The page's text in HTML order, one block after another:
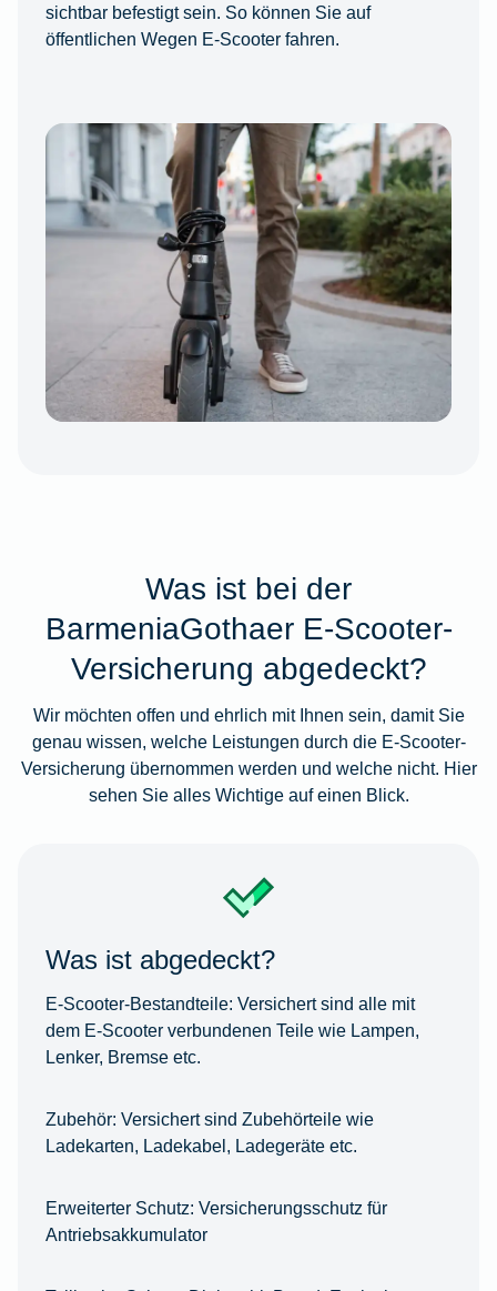
sichtbar befestigt sein. So können Sie auf
öffentlichen Wegen E-Scooter fahren.
Was ist bei der
BarmeniaGothaer E-Scooter-
Versicherung abgedeckt?
Wir möchten offen und ehrlich mit Ihnen sein, damit Sie
genau wissen, welche Leistungen durch die E-Scooter-
Versicherung übernommen werden und welche nicht. Hier
sehen Sie alles Wichtige auf einen Blick.
Was ist abgedeckt?
E-Scooter-Bestandteile: Versichert sind alle mit
dem E-Scooter verbundenen Teile wie Lampen,
Lenker, Bremse etc.
Zubehör: Versichert sind Zubehörteile wie
Ladekarten, Ladekabel, Ladegeräte etc.
Erweiterter Schutz: Versicherungsschutz für
Antriebsakkumulator